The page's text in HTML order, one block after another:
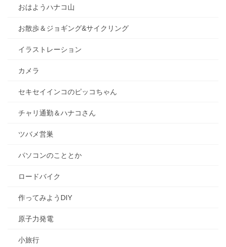
おはようハナコ山
お散歩＆ジョギング&サイクリング
イラストレーション
カメラ
セキセイインコのピッコちゃん
チャリ通勤＆ハナコさん
ツバメ営巣
パソコンのこととか
ロードバイク
作ってみようDIY
原子力発電
小旅行